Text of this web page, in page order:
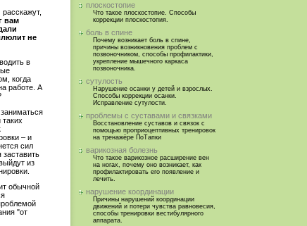
вам
не
в
когда
работе. А
– и
сил
из
обычной
"от
плоскостопие
Что такое плоскостопие. Способы
коррекции плоскостопия.
боль в спине
Почему возникает боль в спине,
причины возникновения проблем с
позвоночником, способы профилактики,
укрепление мышечного каркаса
позвоночника.
сутулость
Нарушение осанки у детей и взрослых.
Способы коррекции осанки.
Исправление сутулости.
проблемы с суставами и связками
Восстановление суставов и связок с
помощью проприоцептивных тренировок
на тренажёре ПоТапки
варикозная болезнь
Что такое варикозное расширение вен
на ногах, почему оно возникает, как
профилактировать его появление и
лечить.
нарушение координации
Причины нарушений координации
движений и потери чувства равновесия,
способы тренировки вестибулярного
аппарата.